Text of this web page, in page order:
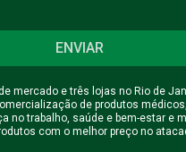
ENVIAR
mercado e três lojas no Rio de
de produtos
no trabalho, saúde e bem-estar e
com o melhor preço no